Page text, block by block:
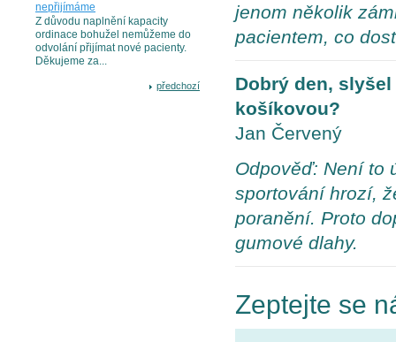
jenom několik
pacientem, co
Dobrý den,
košíkovou?
Jan Červený
Odpověď: Není to
sportování hrozí,
poranění. Proto
gumové dlahy.
Zeptejte se
nepřijímáme
Z důvodu naplnění kapacity
ordinace bohužel nemůžeme do
odvolání přijímat nové pacienty.
Děkujeme za...
předchozí